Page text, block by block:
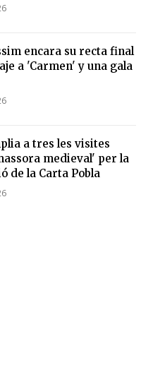
encara su recta final
a 'Carmen' y una gala
a tres les visites
medieval' per la
de la Carta Pobla